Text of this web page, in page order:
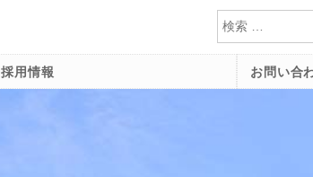
検索
採用情報 お問い合